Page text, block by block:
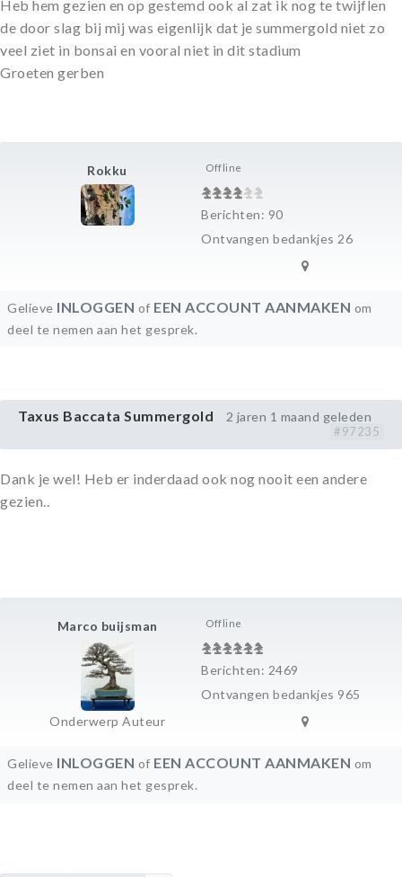
Rokku Offline
Berichten: 90
Ontvangen bedankjes 26
Heb hem gezien en op gestemd ook al zat ik nog te twijflen
de door slag bij mij was eigenlijk dat je summergold niet zo
veel ziet in bonsai en vooral niet in dit stadium
Groeten gerben
Gelieve INLOGGEN of EEN ACCOUNT AANMAKEN om
deel te nemen aan het gesprek.
Taxus Baccata Summergold 2 jaren 1 maand geleden
#97235
Marco buijsman
Onderwerp Auteur
Offline
Berichten: 2469
Ontvangen bedankjes 965
Dank je wel! Heb er inderdaad ook nog nooit een andere
gezien..
Gelieve INLOGGEN of EEN ACCOUNT AANMAKEN om
deel te nemen aan het gesprek.